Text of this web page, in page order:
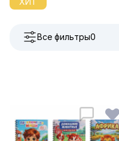
Все фильтры0